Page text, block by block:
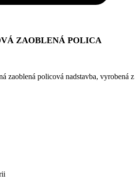
ZAOBLENÁ POLICA
zaoblená policová nadstavba, vyrobená z